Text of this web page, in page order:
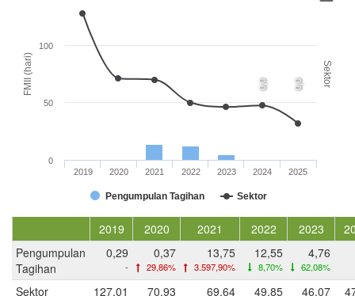
FMII (hari) Sektor
0,0 0,0
Pengumpulan Tagihan Sektor
2019 2020 2021 2022 2023 2024 2025
0
50
100
2019 2020 2021 2022 2023
Pengumpulan
Tagihan
0,29
-
0,37
29,86%
13,75
3.597,90%
12,55
8,70%
4,76
62,08%
Sektor 127,01 70,93 69,64 49,85 46,07